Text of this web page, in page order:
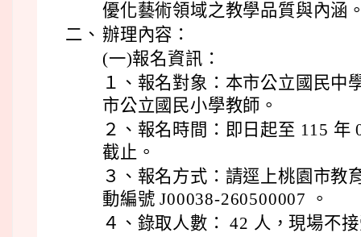
優化藝術領域之教學品質與內涵
二、 辦理內容：
(一)報名資訊：
１、報名對象：本市公立國民中
市公立國民小學教師。
２、報名時間：即日起至 115 年
截止。
３、報名方式：請逕上桃園市教
動編號 J00038-260500007 。
４、錄取人數： 42 人，現場不